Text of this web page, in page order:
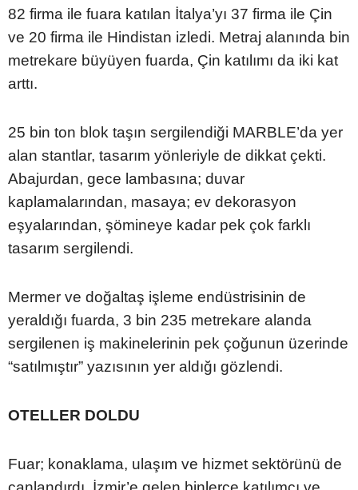
82 firma ile fuara katılan İtalya’yı 37 firma ile Çin
ve 20 firma ile Hindistan izledi. Metraj alanında bin
metrekare büyüyen fuarda, Çin katılımı da iki kat
arttı.
25 bin ton blok taşın sergilendiği MARBLE’da yer
alan stantlar, tasarım yönleriyle de dikkat çekti.
Abajurdan, gece lambasına; duvar
kaplamalarından, masaya; ev dekorasyon
eşyalarından, şömineye kadar pek çok farklı
tasarım sergilendi.
Mermer ve doğaltaş işleme endüstrisinin de
yeraldığı fuarda, 3 bin 235 metrekare alanda
sergilenen iş makinelerinin pek çoğunun üzerinde
“satılmıştır” yazısının yer aldığı gözlendi.
OTELLER DOLDU
Fuar; konaklama, ulaşım ve hizmet sektörünü de